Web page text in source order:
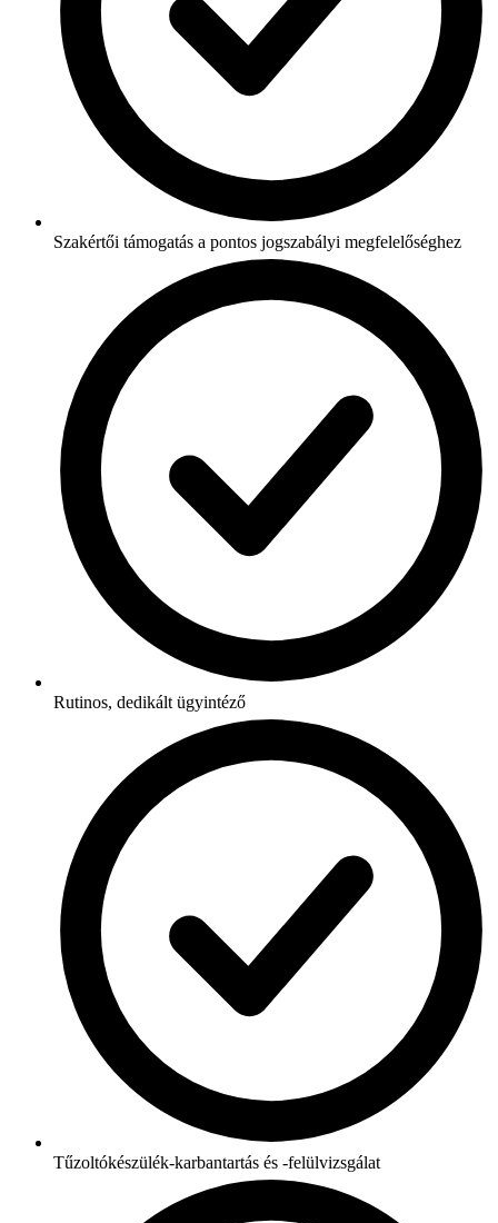
Szakértői támogatás a pontos jogszabályi megfelelőséghez
Rutinos, dedikált ügyintéző
Tűzoltókészülék-karbantartás és -felülvizsgálat